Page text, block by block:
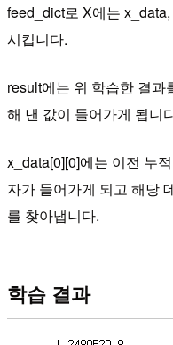
feed_dict로 X에는
시킵니다.
​result에는 위 학습한 결
해 낸 값이 들어가게 됩니
x_data[0][0]에는 이전 누
자가 들어가게 되고 해당
를 찾아냅니다.
학습 결과​